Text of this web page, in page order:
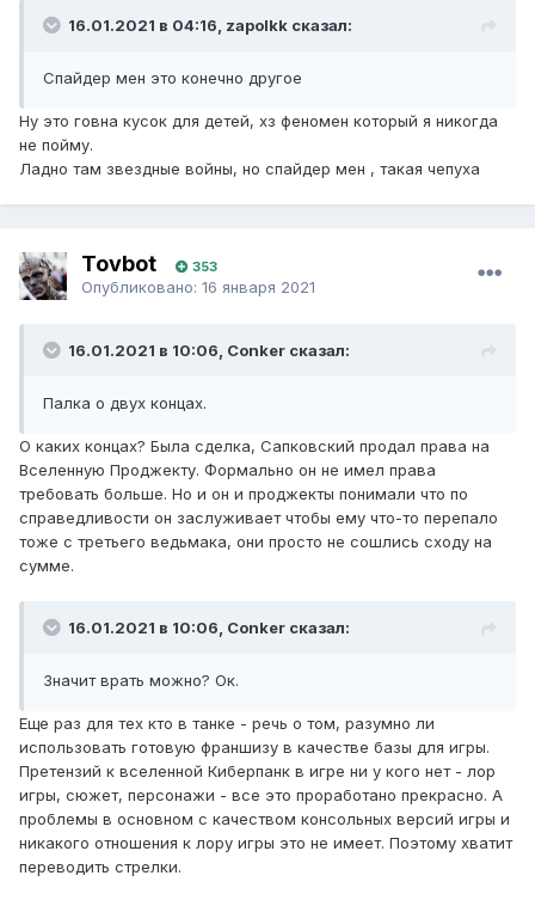
16.01.2021 в 04:16, zapolkk сказал:
Спайдер мен это конечно другое
Ну это говна кусок для детей, хз феномен который я никогда
не пойму.
Ладно там звездные войны, но спайдер мен , такая чепуха
Tovbot 353
Опубликовано: 16 января 2021
16.01.2021 в 10:06, Conker сказал:
Палка о двух концах.
О каких концах? Была сделка, Сапковский продал права на
Вселенную Проджекту. Формально он не имел права
требовать больше. Но и он и проджекты понимали что по
справедливости он заслуживает чтобы ему что-то перепало
тоже с третьего ведьмака, они просто не сошлись сходу на
сумме.
16.01.2021 в 10:06, Conker сказал:
Значит врать можно? Ок.
Еще раз для тех кто в танке - речь о том, разумно ли
использовать готовую франшизу в качестве базы для игры.
Претензий к вселенной Киберпанк в игре ни у кого нет - лор
игры, сюжет, персонажи - все это проработано прекрасно. А
проблемы в основном с качеством консольных версий игры и
никакого отношения к лору игры это не имеет. Поэтому хватит
переводить стрелки.